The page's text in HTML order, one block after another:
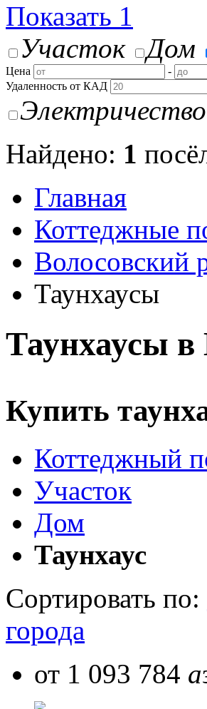
Показать 1
Участок
Дом
Цена -
Удаленность от КАД
Электричество
Найдено: 1
Главная
Коттеджные
Волосовский
Таунхаусы
Таунхаусы в
Купить
Коттеджный
Участок
Дом
Таунхаус
Сортировать по:
города
от 1 093 784 a